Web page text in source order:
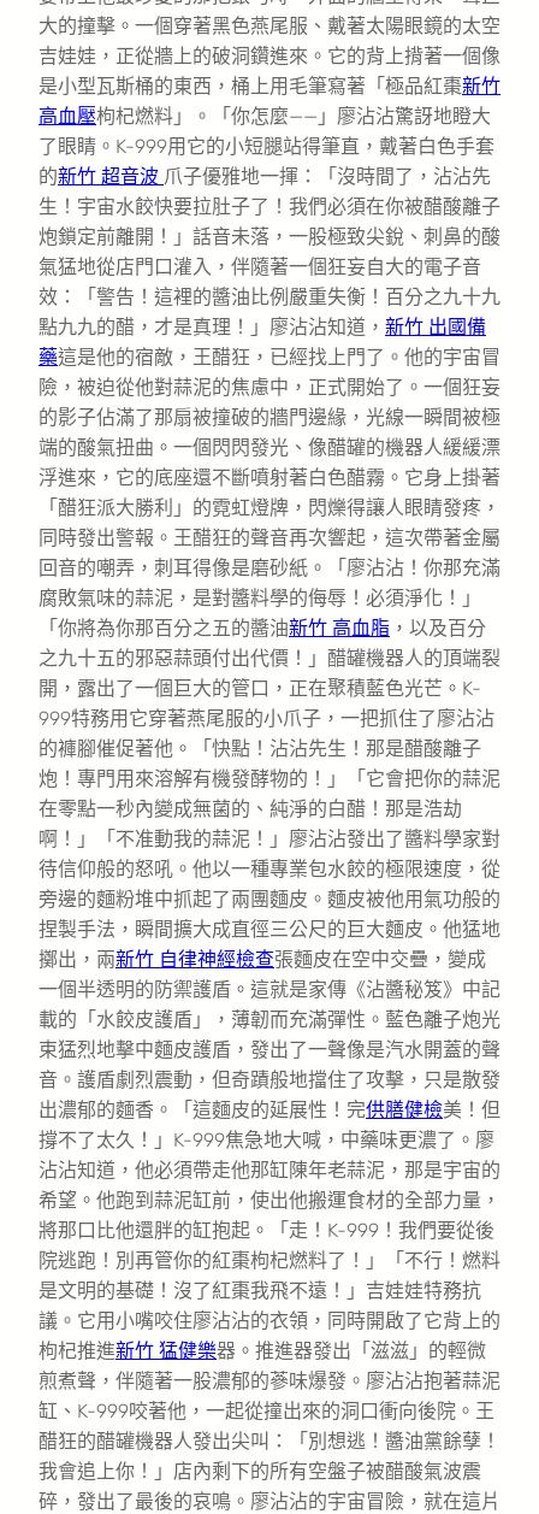
大的撞擊。一個穿著黑色燕尾服、戴著太陽眼鏡的太空
吉娃娃，正從牆上的破洞鑽進來。它的背上揹著一個像
是小型瓦斯桶的東西，桶上用毛筆寫著「極品紅棗新竹
高血壓枸杞燃料」。「你怎麼——」廖沾沾驚訝地瞪大
了眼睛。K-999用它的小短腿站得筆直，戴著白色手套
的新竹 超音波 爪子優雅地一揮：「沒時間了，沾沾先
生！宇宙水餃快要拉肚子了！我們必須在你被醋酸離子
炮鎖定前離開！」話音未落，一股極致尖銳、刺鼻的酸
氣猛地從店門口灌入，伴隨著一個狂妄自大的電子音
效：「警告！這裡的醬油比例嚴重失衡！百分之九十九
點九九的醋，才是真理！」廖沾沾知道， 新竹 出國備
藥這是他的宿敵，王醋狂，已經找上門了。他的宇宙冒
險，被迫從他對蒜泥的焦慮中，正式開始了。一個狂妄
的影子佔滿了那扇被撞破的牆門邊緣，光線一瞬間被極
端的酸氣扭曲。一個閃閃發光、像醋罐的機器人緩緩漂
浮進來，它的底座還不斷噴射著白色醋霧。它身上掛著
「醋狂派大勝利」的霓虹燈牌，閃爍得讓人眼睛發疼，
同時發出警報。王醋狂的聲音再次響起，這次帶著金屬
回音的嘲弄，刺耳得像是磨砂紙。「廖沾沾！你那充滿
腐敗氣味的蒜泥，是對醬料學的侮辱！必須淨化！」
「你將為你那百分之五的醬油新竹 高血脂 ，以及百分
之九十五的邪惡蒜頭付出代價！」醋罐機器人的頂端裂
開，露出了一個巨大的管口，正在聚積藍色光芒。K-
999特務用它穿著燕尾服的小爪子，一把抓住了廖沾沾
的褲腳催促著他。「快點！沾沾先生！那是醋酸離子
炮！專門用來溶解有機發酵物的！」「它會把你的蒜泥
在零點一秒內變成無菌的、純淨的白醋！那是浩劫
啊！」「不准動我的蒜泥！」廖沾沾發出了醬料學家對
待信仰般的怒吼。他以一種專業包水餃的極限速度，從
旁邊的麵粉堆中抓起了兩團麵皮。麵皮被他用氣功般的
捏製手法，瞬間擴大成直徑三公尺的巨大麵皮。他猛地
擲出，兩新竹 自律神經檢查張麵皮在空中交疊，變成
一個半透明的防禦護盾。這就是家傳《沾醬秘笈》中記
載的「水餃皮護盾」，薄韌而充滿彈性。藍色離子炮光
束猛烈地擊中麵皮護盾，發出了一聲像是汽水開蓋的聲
音。護盾劇烈震動，但奇蹟般地擋住了攻擊，只是散發
出濃郁的麵香。「這麵皮的延展性！完供膳健檢美！但
撐不了太久！」K-999焦急地大喊，中藥味更濃了。廖
沾沾知道，他必須帶走他那缸陳年老蒜泥，那是宇宙的
希望。他跑到蒜泥缸前，使出他搬運食材的全部力量，
將那口比他還胖的缸抱起。「走！K-999！我們要從後
院逃跑！別再管你的紅棗枸杞燃料了！」「不行！燃料
是文明的基礎！沒了紅棗我飛不遠！」吉娃娃特務抗
議。它用小嘴咬住廖沾沾的衣領，同時開啟了它背上的
枸杞推進新竹 猛健樂器。推進器發出「滋滋」的輕微
煎煮聲，伴隨著一股濃郁的蔘味爆發。廖沾沾抱著蒜泥
缸、K-999咬著他，一起從撞出來的洞口衝向後院。王
醋狂的醋罐機器人發出尖叫：「別想逃！醬油黨餘孽！
我會追上你！」店內剩下的所有空盤子被醋酸氣波震
碎，發出了最後的哀鳴。廖沾沾的宇宙冒險，就在這片